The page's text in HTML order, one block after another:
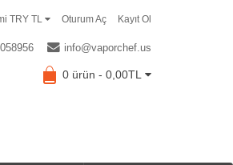
Oturum Aç Kayıt Ol
Para Birimi TRY TL
info@vaporchef.us
0 ürün - 0,00TL